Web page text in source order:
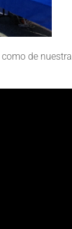
de nuestra